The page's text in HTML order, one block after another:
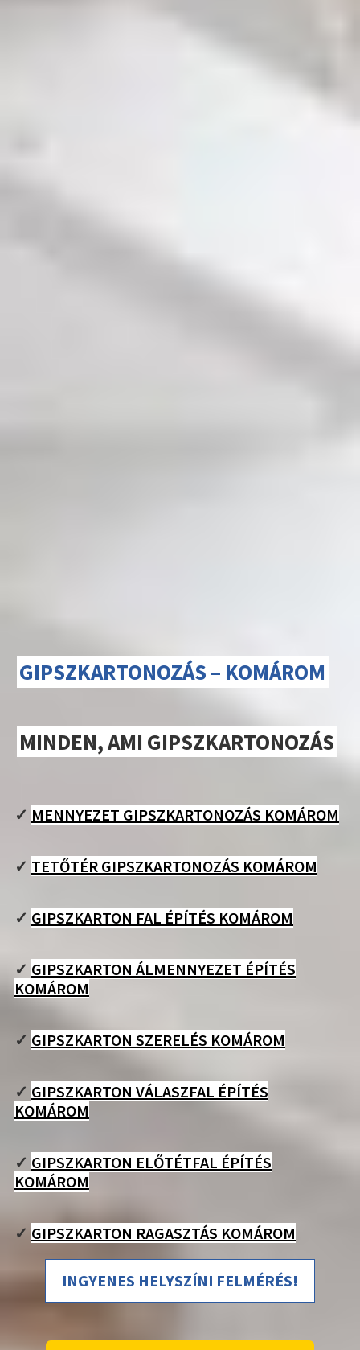
GIPSZKARTONOZÁS – KOMÁROM
MINDEN, AMI GIPSZKARTONOZÁS
✓ MENNYEZET GIPSZKARTONOZÁS KOMÁROM
✓ TETŐTÉR GIPSZKARTONOZÁS KOMÁROM
✓ GIPSZKARTON FAL ÉPÍTÉS KOMÁROM
✓ GIPSZKARTON ÁLMENNYEZET ÉPÍTÉS
KOMÁROM
✓ GIPSZKARTON SZERELÉS KOMÁROM
✓ GIPSZKARTON VÁLASZFAL ÉPÍTÉS
KOMÁROM
✓ GIPSZKARTON ELŐTÉTFAL ÉPÍTÉS
KOMÁROM
✓ GIPSZKARTON RAGASZTÁS KOMÁROM
INGYENES HELYSZÍNI FELMÉRÉS!